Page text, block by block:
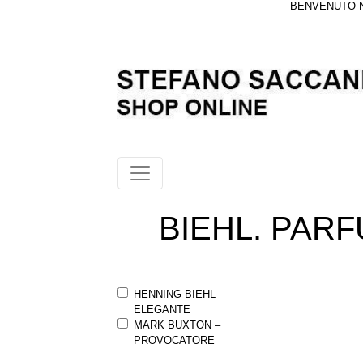
BENVENUTO
BIEHL.
HENNING BIEHL –
ELEGANTE
MARK BUXTON –
PROVOCATORE